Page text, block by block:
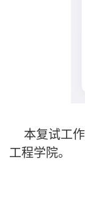
本复试工
工程学院。